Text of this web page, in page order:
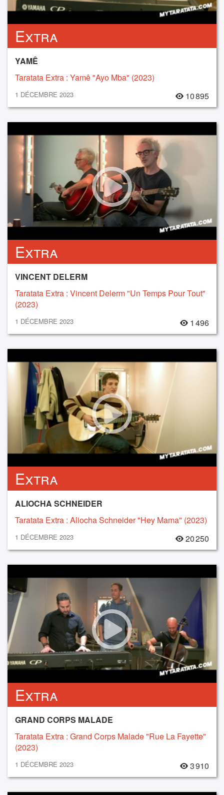
Extra
YAMÊ
Taratata Extra : Yamê "Ayo Mba" (2023)
1 DÉCEMBRE 2023 10 895
Extra
VINCENT DELERM
Taratata Extra : Vincent Delerm "Un Temps Pour Tout"
(2023)
1 DÉCEMBRE 2023 1 496
Extra
ALIOCHA SCHNEIDER
Taratata Extra : Aliocha Schneider "Hey Mama" (2023)
1 DÉCEMBRE 2023 20 250
Extra
GRAND CORPS MALADE
Taratata Extra : Grand Corps Malade "Rue La Fayette"
(2023)
1 DÉCEMBRE 2023 3 910